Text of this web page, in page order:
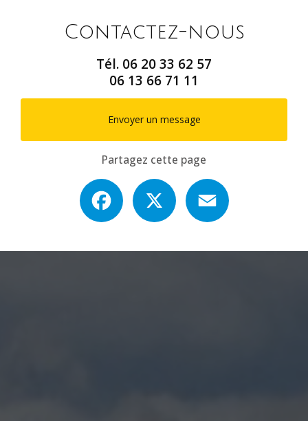
Contactez-nous
Tél. 06 20 33 62 57
06 13 66 71 11
Envoyer un message
Partagez cette page
Facebook